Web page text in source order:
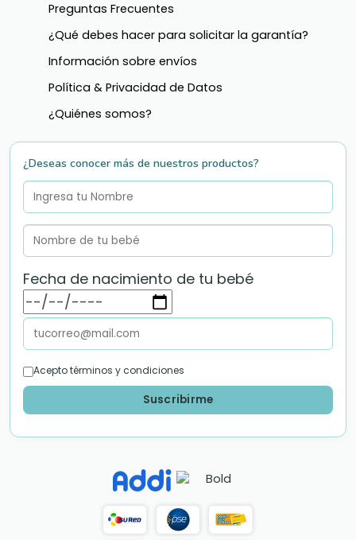
Preguntas Frecuentes
¿Qué debes hacer para solicitar la garantía?
Información sobre envíos
Política & Privacidad de Datos
¿Quiénes somos?
¿Deseas conocer más de nuestros productos?
Fecha de nacimiento de tu bebé
Acepto términos y condiciones